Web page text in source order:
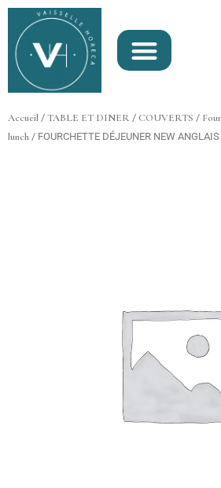
Aller
contenu
Accueil / TABLE ET DINER / COUVERTS /
lunch / FOURCHETTE DÉJEUNER NEW